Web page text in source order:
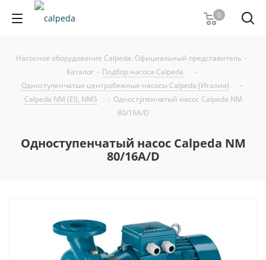
0
Насосное оборудование Calpeda. Официальный представитель -
Каталог - Подбор насоса Calpeda
-
Одноступенчатые центробежные насосы Calpeda (Италия)
-
Calpeda NM (EI), NMS
- Одноступенчатый насос Calpeda NM
80/16A/D
Одноступенчатый насос Calpeda NM
80/16A/D